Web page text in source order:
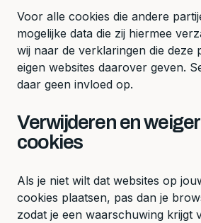
Voor alle cookies die andere
mogelijke data die zij hiermee
wij naar de verklaringen die deze
eigen websites daarover geven.
daar geen invloed op.
Verwijderen en
cookies
Als je niet wilt dat websites op
cookies plaatsen, pas dan je
zodat je een waarschuwing krijgt